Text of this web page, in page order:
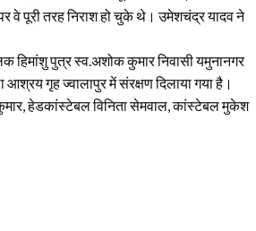
पूरी तरह निराश हो चुके थे। उमेशचंद्र यादव ने
हिमांशु पुत्र स्व.अशोक कुमार निवासी यमुनानगर
गृह ज्वालापुर में संरक्षण दिलाया गया है।
हेडकांस्टेबल विनिता सेमवाल, कांस्टेबल मुकेश